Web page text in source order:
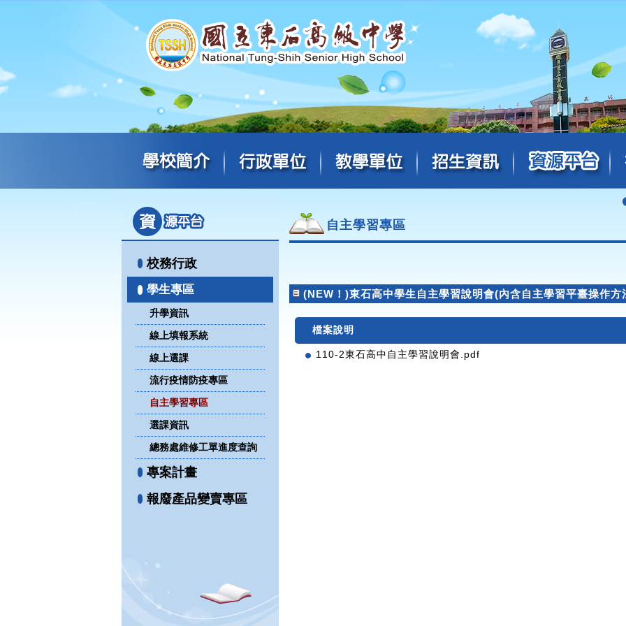
校務行政
學生專區
升學資訊
線上填報系統
線上選課
流行疫情防疫專區
自主學習專區
選課資訊
總務處維修工單進度查詢
專案計畫
報廢產品變賣專區
自主學習專區
(NEW！)東石高中學生自主學習說明會(內含自主學習平臺操作方
檔案說明
110-2東石高中自主學習說明會.pdf